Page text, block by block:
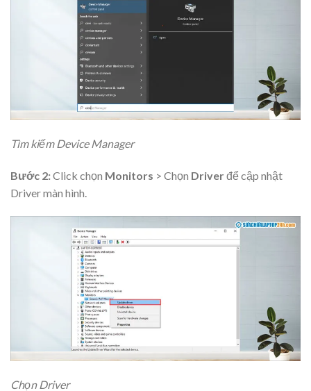
Tìm kiếm Device Manager
Bước 2:Click chọn Monitors > Chọn Driverđể cập nhật
Driver màn hình.
Chọn Driver